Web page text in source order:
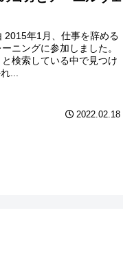
2015年1月、仕事を辞める
ニングに参加しました。
検索している中で見つけ
...
2022.02.18